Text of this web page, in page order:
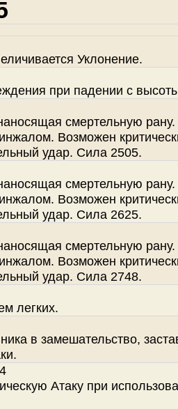
Уклонение.
при падении с
смертельную рану.
Возможен
удар. Сила 2505.
смертельную рану.
Возможен
удар. Сила 2625.
смертельную рану.
Возможен
удар. Сила 2748.
легких.
в замешательство,
Атаку при